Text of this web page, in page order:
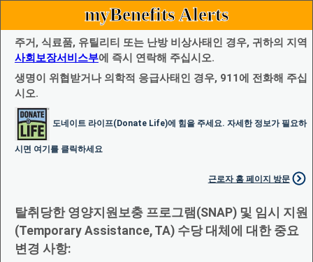
myBenefits Alerts
주거, 식료품, 유틸리티 또는 난방 비상사태인 경우, 귀하의 지역
사회보장서비스부에 즉시 연락해 주십시오.
생명이 위협받거나 의학적 응급사태인 경우, 911에 전화해 주십
시오.
도네이트 라이프(Donate Life)에 힘을 주세요. 자세한 정보가 필요하
시면 여기를 클릭하세요
근로자 홈 페이지 방문
탈취당한 영양지원보충 프로그램(SNAP) 및 임시 지원
(Temporary Assistance, TA) 수당 대체에 대한 중요
변경 사항: